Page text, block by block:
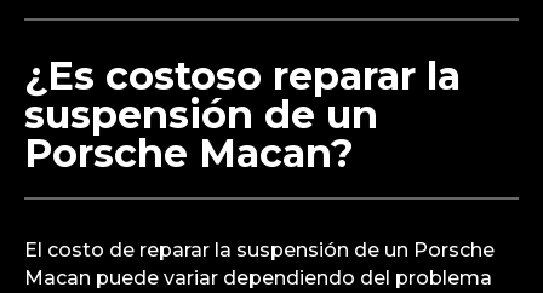
¿Es costoso reparar la
suspensión de un
Porsche Macan?
El costo de reparar la suspensión de un Porsche
Macan puede variar dependiendo del problema